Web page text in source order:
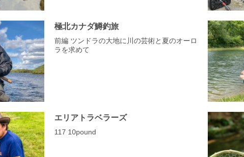
極北カナダ鱒釣旅
前編 ツンドラの大地に川の芸術と夏のオーロ
ラを求めて
エリアトラベラーズ
117 10pound